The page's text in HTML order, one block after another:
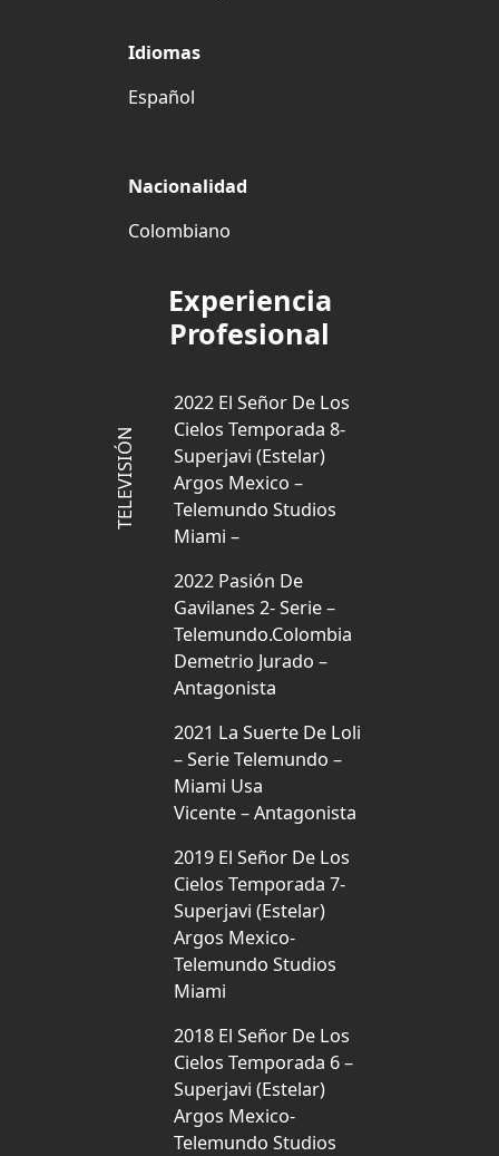
Idiomas
Español
Nacionalidad
Colombiano
Experiencia
Profesional
TELEVISIÓN
2022 El Señor De Los
Cielos Temporada 8-
Superjavi (Estelar)
Argos Mexico –
Telemundo Studios
Miami –
2022 Pasión De
Gavilanes 2- Serie –
Telemundo.Colombia
Demetrio Jurado –
Antagonista
2021 La Suerte De Loli
– Serie Telemundo –
Miami Usa
Vicente – Antagonista
2019 El Señor De Los
Cielos Temporada 7-
Superjavi (Estelar)
Argos Mexico-
Telemundo Studios
Miami
2018 El Señor De Los
Cielos Temporada 6 –
Superjavi (Estelar)
Argos Mexico-
Telemundo Studios